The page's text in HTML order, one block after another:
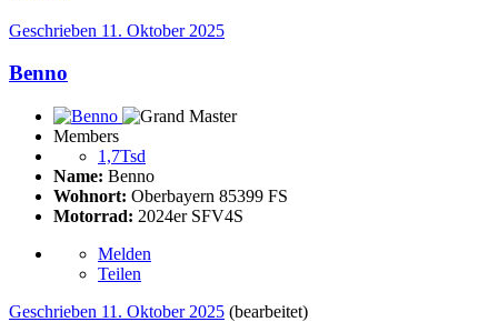
Geschrieben 11. Oktober 2025
Benno
Members
1,7Tsd
Name: Benno
Wohnort: Oberbayern 85399 FS
Motorrad: 2024er SFV4S
Melden
Teilen
Geschrieben 11. Oktober 2025 (bearbeitet)